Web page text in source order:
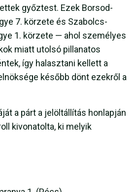
győztest. Ezek Borsod-
7. körzete és Szabolcs-
1. körzete — ahol személyes
miatt utolsó pillanatos
így halasztani kellett a
később dönt ezekről a
a párt a jelöltállítás honlapján
kivonatolta, ki melyik